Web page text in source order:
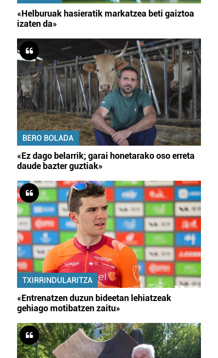
«Helburuak hasieratik markatzea beti gaiztoa
izaten da»
BERO BOLADA
«Ez dago belarrik; garai honetarako oso erreta
daude bazter guztiak»
TXIRRINDULARITZA
«Entrenatzen duzun bideetan lehiatzeak
gehiago motibatzen zaitu»